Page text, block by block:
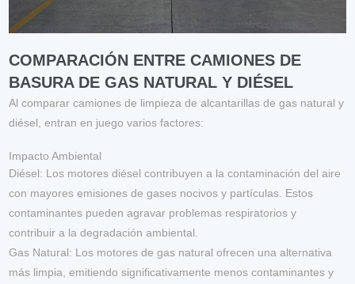
COMPARACIÓN ENTRE CAMIONES DE
BASURA DE GAS NATURAL Y DIÉSEL
Al comparar camiones de limpieza de alcantarillas de gas natural y
diésel, entran en juego varios factores:
Impacto Ambiental
Diésel: Los motores diésel contribuyen a la contaminación del aire
con mayores emisiones de gases nocivos y partículas. Estos
contaminantes pueden agravar problemas respiratorios y
contribuir a la degradación ambiental.
Gas Natural: Los motores de gas natural ofrecen una alternativa
más limpia, emitiendo significativamente menos contaminantes y